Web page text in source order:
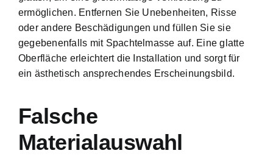
ermöglichen. Entfernen Sie Unebenheiten, Risse
oder andere Beschädigungen und füllen Sie sie
gegebenenfalls mit Spachtelmasse auf. Eine glatte
Oberfläche erleichtert die Installation und sorgt für
ein ästhetisch ansprechendes Erscheinungsbild.
Falsche
Materialauswahl